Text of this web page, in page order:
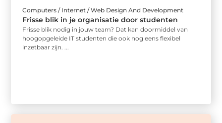
Computers / Internet / Web Design And Development
Frisse blik in je organisatie door studenten
Frisse blik nodig in jouw team? Dat kan doormiddel van
hoogopgeleide IT studenten die ook nog eens flexibel
inzetbaar zijn. ...